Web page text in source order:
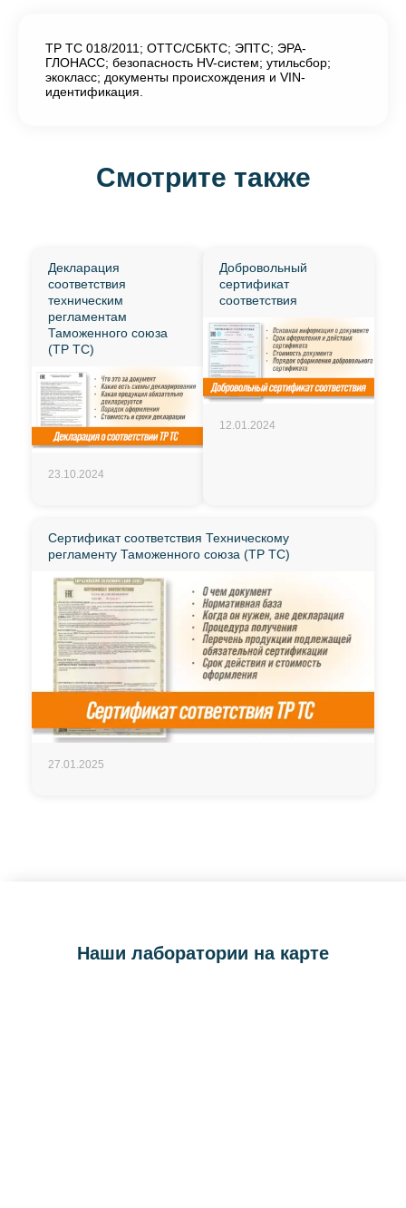
ТР ТС 018/2011; ОТТС/СБКТС; ЭПТС; ЭРА-
ГЛОНАСС; безопасность HV-систем; утильсбор;
экокласс; документы происхождения и VIN-
идентификация.
Смотрите также
Декларация
соответствия
техническим
регламентам
Таможенного союза
(ТР ТС)
23.10.2024
Добровольный
сертификат
соответствия
12.01.2024
Сертификат соответствия Техническому
регламенту Таможенного союза (ТР ТС)
27.01.2025
Наши лаборатории на карте